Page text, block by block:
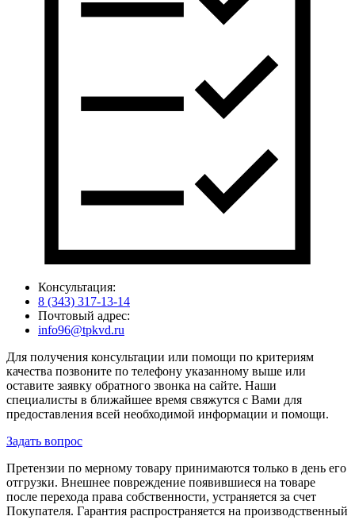
Консультация:
8 (343) 317-13-14
Почтовый адрес:
info96@tpkvd.ru
Для получения консультации или помощи по критериям
качества позвоните по телефону указанному выше или
оставите заявку обратного звонка на сайте. Наши
специалисты в ближайшее время свяжутся с Вами для
предоставления всей необходимой информации и помощи.
Задать вопрос
Претензии по мерному товару принимаются только в день его
отгрузки. Внешнее повреждение появившиеся на товаре
после перехода права собственности, устраняется за счет
Покупателя. Гарантия распространяется на производственный